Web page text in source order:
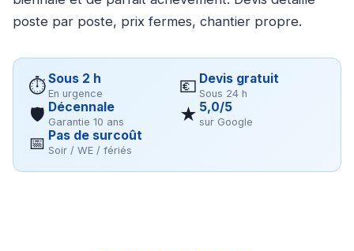
poste par poste, prix fermes, chantier propre.
⏱Sous 2 h
En urgence 💶 Devis gratuit
Sous 24 h
🛡 Décennale
Garantie 10 ans ★ 5,0/5
sur Google
📅 Pas de surcoût
Soir / WE / fériés